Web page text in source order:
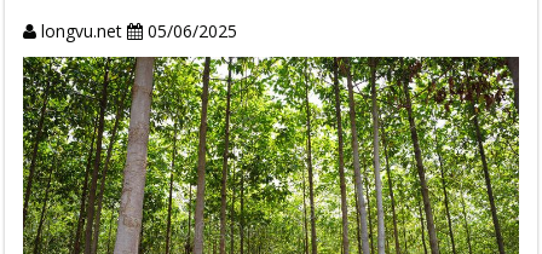
longvu.net 05/06/2025